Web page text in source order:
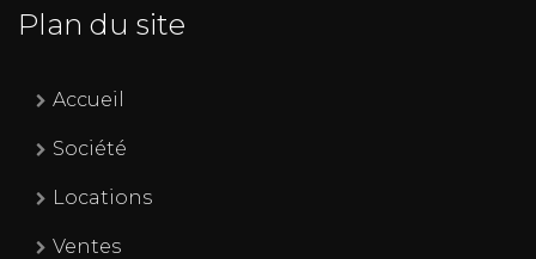
Plan du site
Accueil
Société
Locations
Ventes